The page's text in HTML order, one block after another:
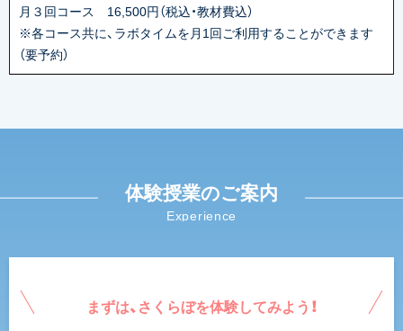
月３回コース 16,500円（税込・教材費込）
※各コース共に、ラボタイムを月1回ご利用することができます
（要予約）
体験授業のご案内
Experience
まずは、さくらぼを体験してみよう！